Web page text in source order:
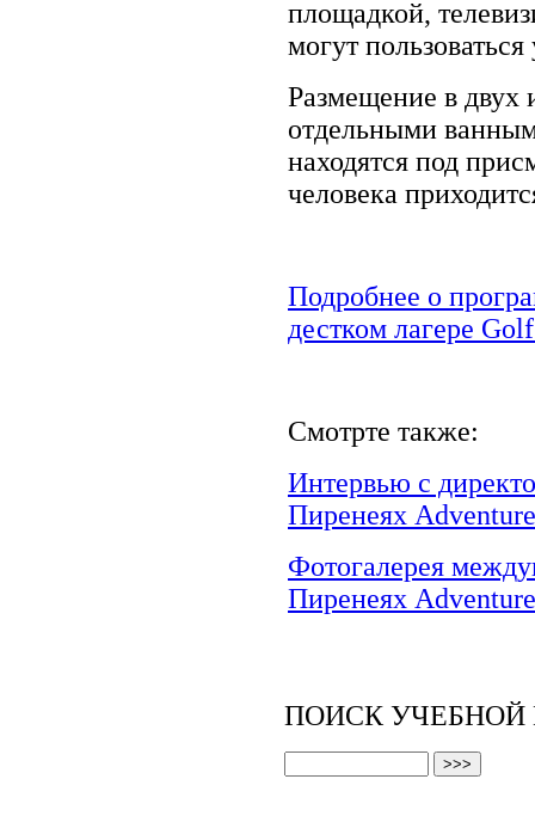
площадкой,
могут
Размещение в двух
отдельными
находятся под
человека
Подробнее о
дестком лагере
Смотрте также:
Интервью с
Пиренеях
Фотогалерея
Пиренеях
ПОИСК